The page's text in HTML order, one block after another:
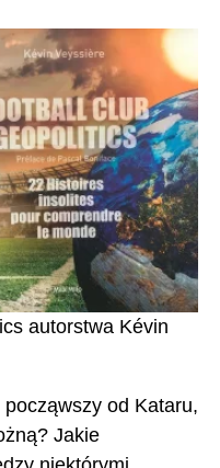
autorstwa Kévin
od Kataru,
Jakie